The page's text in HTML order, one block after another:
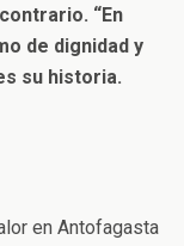
“En
de dignidad y
su historia.
en Antofagasta